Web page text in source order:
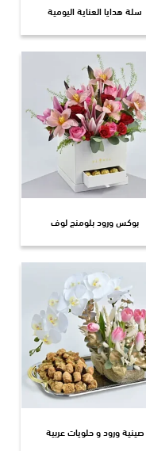
سلة هدايا العناية اليومية
بوكس ورود بلومنج لوف
صينية ورود و حلويات عربية